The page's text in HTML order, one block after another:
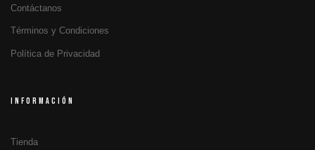
Contáctanos
Términos y Condiciones
Política de Privacidad
INFORMACIÓN
Tienda